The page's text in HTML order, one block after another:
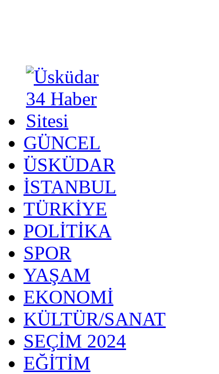
GÜNCEL
ÜSKÜDAR
İSTANBUL
TÜRKİYE
POLİTİKA
SPOR
YAŞAM
EKONOMİ
KÜLTÜR/SANAT
SEÇİM 2024
EĞİTİM